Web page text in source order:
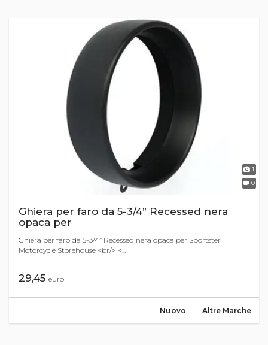
1
0
Ghiera per faro da 5-3/4” Recessed nera
opaca per
Ghiera per faro da 5-3/4” Recessed nera opaca per Sportster
Motorcycle Storehouse <br/> <...
29,45 euro
Altre Marche
Nuovo